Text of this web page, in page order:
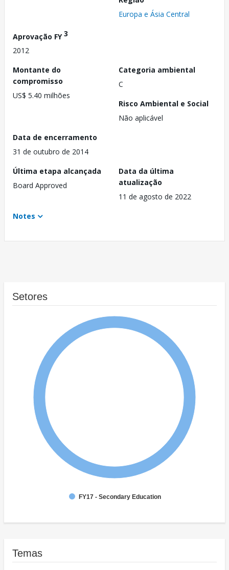
Europa e Ásia Central
Aprovação FY3
2012
Montante do
compromisso
US$ 5.40 milhões
Categoria ambiental
C
Risco Ambiental e Social
Não aplicável
Data de encerramento
31 de outubro de 2014
Última etapa alcançada
Board Approved
Data da última
atualização
11 de agosto de 2022
Notes
Setores
FY17 - Secondary Education
Temas